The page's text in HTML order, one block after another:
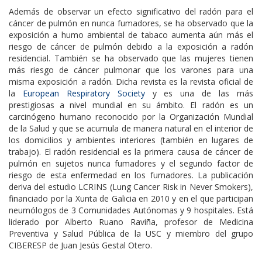
Además de observar un efecto significativo del radón para el
cáncer de pulmón en nunca fumadores, se ha observado que la
exposición a humo ambiental de tabaco aumenta aún más el
riesgo de cáncer de pulmón debido a la exposición a radón
residencial. También se ha observado que las mujeres tienen
más riesgo de cáncer pulmonar que los varones para una
misma exposición a radón. Dicha revista es la revista oficial de
la European Respiratory Society y es una de las más
prestigiosas a nivel mundial en su ámbito. El radón es un
carcinógeno humano reconocido por la Organización Mundial
de la Salud y que se acumula de manera natural en el interior de
los domicilios y ambientes interiores (también en lugares de
trabajo). El radón residencial es la primera causa de cáncer de
pulmón en sujetos nunca fumadores y el segundo factor de
riesgo de esta enfermedad en los fumadores. La publicación
deriva del estudio LCRINS (Lung Cancer Risk in Never Smokers),
financiado por la Xunta de Galicia en 2010 y en el que participan
neumólogos de 3 Comunidades Autónomas y 9 hospitales. Está
liderado por Alberto Ruano Raviña, profesor de Medicina
Preventiva y Salud Pública de la USC y miembro del grupo
CIBERESP de Juan Jesús Gestal Otero.